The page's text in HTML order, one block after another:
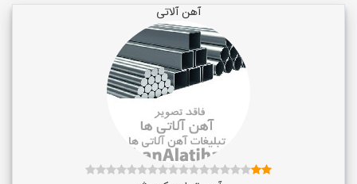
آهن آلاتی